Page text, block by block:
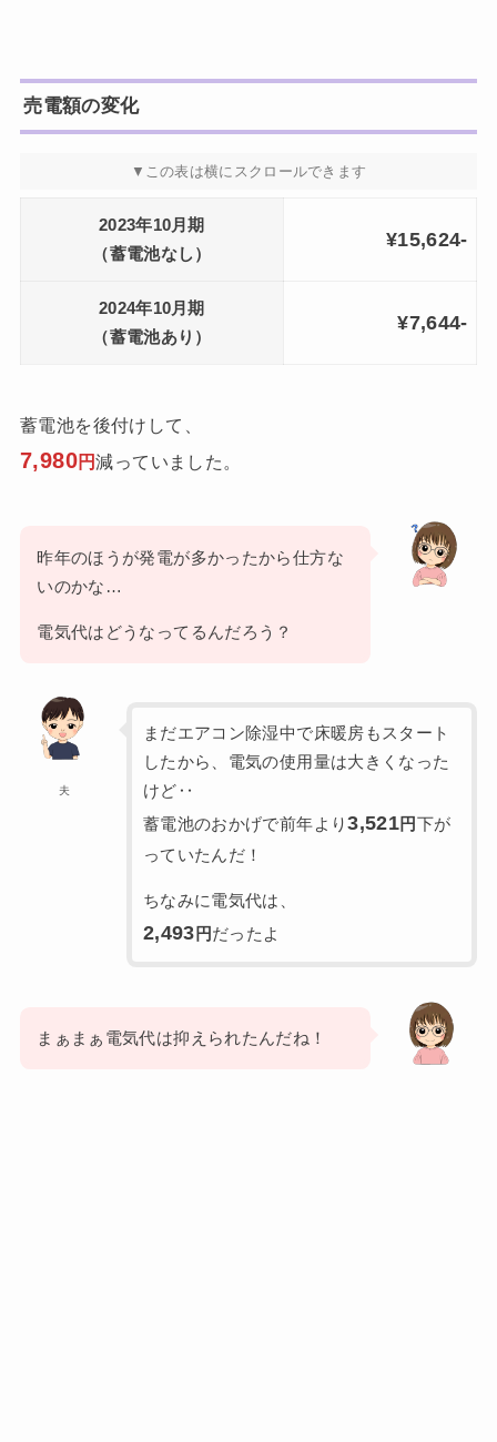
売電額の変化
2023年10月期
（蓄電池なし）
¥15,624-
2024年10月期
（蓄電池あり）
¥7,644-
蓄電池を後付けして、
7,980円減っていました。
昨年のほうが発電が多かったから仕方な
いのかな…
電気代はどうなってるんだろう？
夫
まだエアコン除湿中で床暖房もスタート
したから、電気の使用量は大きくなった
けど‥
蓄電池のおかげで前年より3,521円下が
っていたんだ！
ちなみに電気代は、
2,493 円だったよ
まぁまぁ電気代は抑えられたんだね！